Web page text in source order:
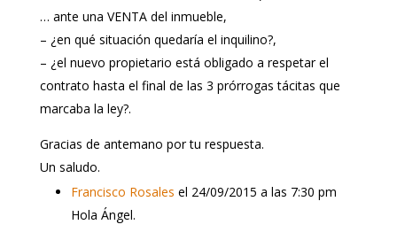
… ante una VENTA del inmueble,
– ¿en qué situación quedaría el inquilino?,
– ¿el nuevo propietario está obligado a respetar el
contrato hasta el final de las 3 prórrogas tácitas que
marcaba la ley?.
Gracias de antemano por tu respuesta.
Un saludo.
Francisco Rosales el 24/09/2015 a las 7:30 pm
Hola Ángel.